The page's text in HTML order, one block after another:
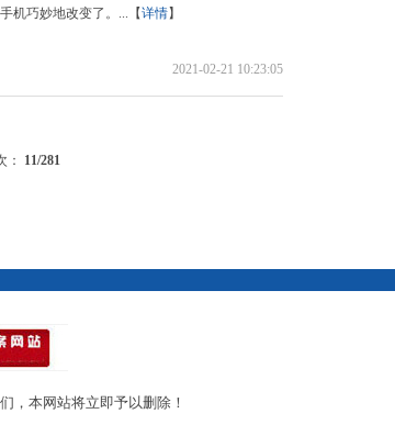
机巧妙地改变了。...【详情】
2021-02-21 10:23:05
： 11/281
，本网站将立即予以删除！